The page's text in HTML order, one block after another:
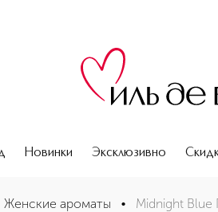
Новинки Эксклюзивно
Женские ароматы • Midnight